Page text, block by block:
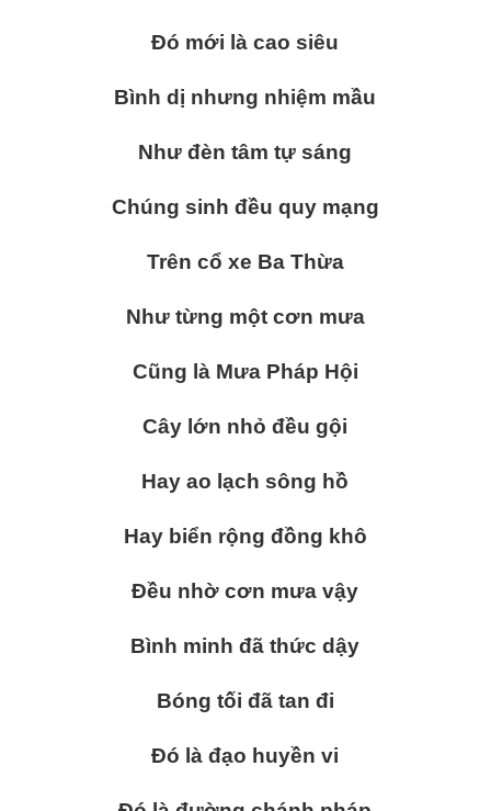
Đó mới là cao siêu
Bình dị nhưng nhiệm mầu
Như đèn tâm tự sáng
Chúng sinh đều quy mạng
Trên cổ xe Ba Thừa
Như từng một cơn mưa
Cũng là Mưa Pháp Hội
Cây lớn nhỏ đều gội
Hay ao lạch sông hồ
Hay biển rộng đồng khô
Đều nhờ cơn mưa vậy
Bình minh đã thức dậy
Bóng tối đã tan đi
Đó là đạo huyền vi